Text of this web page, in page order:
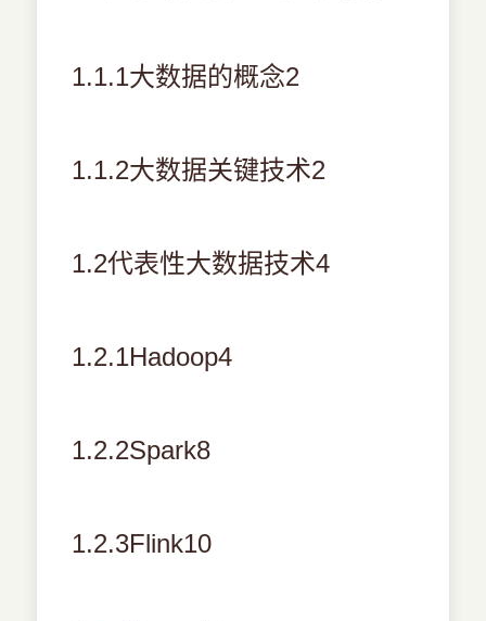
1.1.1大数据的概念2
1.1.2大数据关键技术2
1.2代表性大数据技术4
1.2.1Hadoop4
1.2.2Spark8
1.2.3Flink10